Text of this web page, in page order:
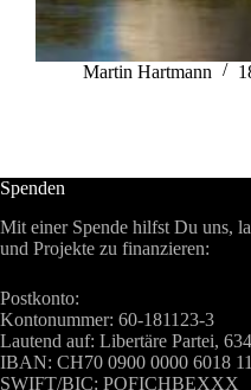
Martin Hartmann
Spenden
Mit einer Spende hilfst Du uns,
und Projekte zu finanzieren:
Postkonto:
Kontonummer: 60-181123-3
Lautend auf: Libertäre Partei,
IBAN: CH70 0900 0000 6018
SWIFT/BIC: POFICHBEXXX